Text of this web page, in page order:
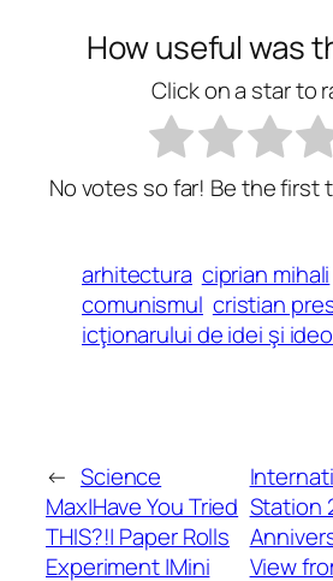
How useful was
Click on a star to
No votes so far! Be the first
arhitectura ciprian mihali
comunismul cristian
icţionarului de idei şi
← Science
Max|Have You Tried
THIS?!| Paper Rolls
Experiment |Mini
Station
View